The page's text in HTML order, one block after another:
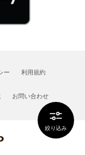
絞り込み
ー 利用規約
お問い合わせ